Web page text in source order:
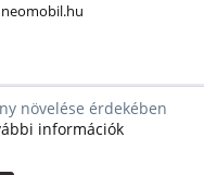
neomobil.hu
növelése érdekében
információk